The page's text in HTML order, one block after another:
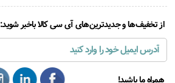
از تخفیف‌ها و جدیدترین‌های آی سی کالا باخبر شوید: